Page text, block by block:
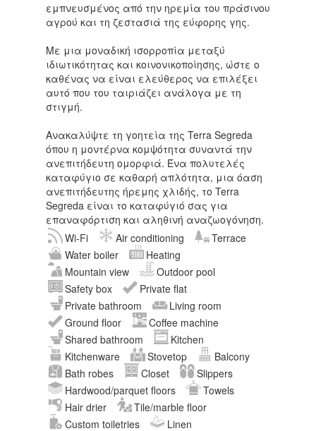
εμπνευσμένος από την ηρεμία του πράσινου
αγρού και τη ζεστασιά της εύφορης γης.
Με μια μοναδική ισορροπία μεταξύ
ιδιωτικότητας και κοινονικοποίησης, ώστε ο
καθένας να είναι ελεύθερος να επιλέξει
αυτό που του ταιριάζει ανάλογα με τη
στιγμή.
Ανακαλύψτε τη γοητεία της Terra Segreda
όπου η μοντέρνα κομψότητα συναντά την
ανεπιτήδευτη ομορφιά. Ένα πολυτελές
καταφύγιο σε καθαρή απλότητα, μια όαση
ανεπιτήδευτης ήρεμης χλιδής, το Terra
Segreda είναι το καταφύγιό σας για
επαναφόρτιση και αληθινή αναζωογόνηση.
Wi-Fi
Air conditioning
Terrace
Water boiler
Heating
Mountain view
Outdoor pool
Safety box
Private flat
Private bathroom
Living room
Ground floor
Coffee machine
Shared bathroom
Kitchen
Kitchenware
Stovetop
Balcony
Bath robes
Closet
Slippers
Hardwood/parquet floors
Towels
Hair drier
Tile/marble floor
Custom toiletries
Linen